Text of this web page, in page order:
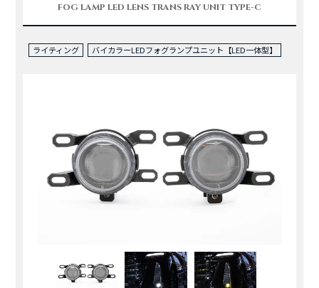
FOG LAMP LED LENS TRANS RAY UNIT TYPE-C
ライティング バイカラーLEDフォグランプユニット【LED一体型】